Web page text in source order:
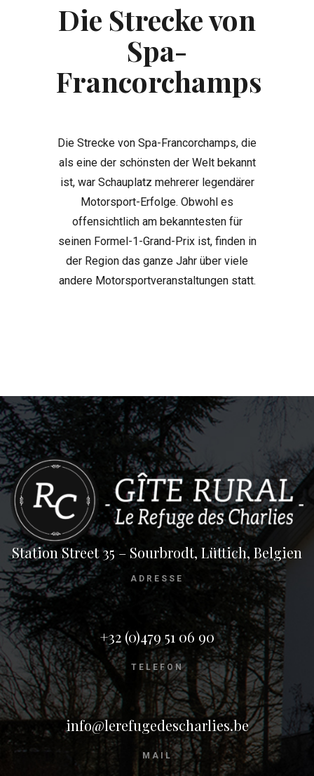
Die Strecke von
Spa-
Francorchamps
Die Strecke von Spa-Francorchamps, die
als eine der schönsten der Welt bekannt
ist, war Schauplatz mehrerer legendärer
Motorsport-Erfolge. Obwohl es
offensichtlich am bekanntesten für
seinen Formel-1-Grand-Prix ist, finden in
der Region das ganze Jahr über viele
andere Motorsportveranstaltungen statt.
Station Street 35 – Sourbrodt, Lüttich, Belgien
ADRESSE
+32 (0)479 51 06 90
TELEFON
info@lerefugedescharlies.be
MAIL